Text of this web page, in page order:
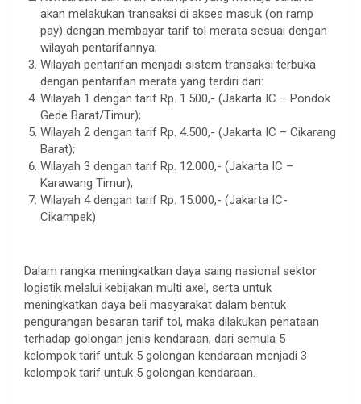
akan melakukan transaksi di akses masuk (on ramp
pay) dengan membayar tarif tol merata sesuai dengan
wilayah pentarifannya;
Wilayah pentarifan menjadi sistem transaksi terbuka
dengan pentarifan merata yang terdiri dari:
Wilayah 1 dengan tarif Rp. 1.500,- (Jakarta IC – Pondok
Gede Barat/Timur);
Wilayah 2 dengan tarif Rp. 4.500,- (Jakarta IC – Cikarang
Barat);
Wilayah 3 dengan tarif Rp. 12.000,- (Jakarta IC –
Karawang Timur);
Wilayah 4 dengan tarif Rp. 15.000,- (Jakarta IC-
Cikampek)
Dalam rangka meningkatkan daya saing nasional sektor
logistik melalui kebijakan multi axel, serta untuk
meningkatkan daya beli masyarakat dalam bentuk
pengurangan besaran tarif tol, maka dilakukan penataan
terhadap golongan jenis kendaraan; dari semula 5
kelompok tarif untuk 5 golongan kendaraan menjadi 3
kelompok tarif untuk 5 golongan kendaraan.